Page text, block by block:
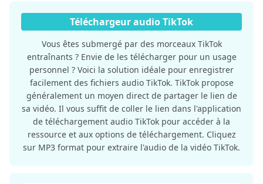
Téléchargeur audio TikTok
Vous êtes submergé par des morceaux TikTok
entraînants ? Envie de les télécharger pour un usage
personnel ? Voici la solution idéale pour enregistrer
facilement des fichiers audio TikTok. TikTok propose
généralement un moyen direct de partager le lien de
sa vidéo. Il vous suffit de coller le lien dans l'application
de téléchargement audio TikTok pour accéder à la
ressource et aux options de téléchargement. Cliquez
sur MP3 format pour extraire l'audio de la vidéo TikTok.